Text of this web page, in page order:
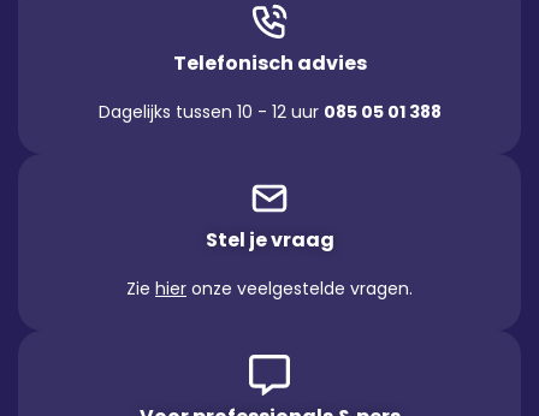
Telefonisch advies
Dagelijks tussen 10 - 12 uur 085 05 01 388
Stel je vraag
Zie hier onze veelgestelde vragen.